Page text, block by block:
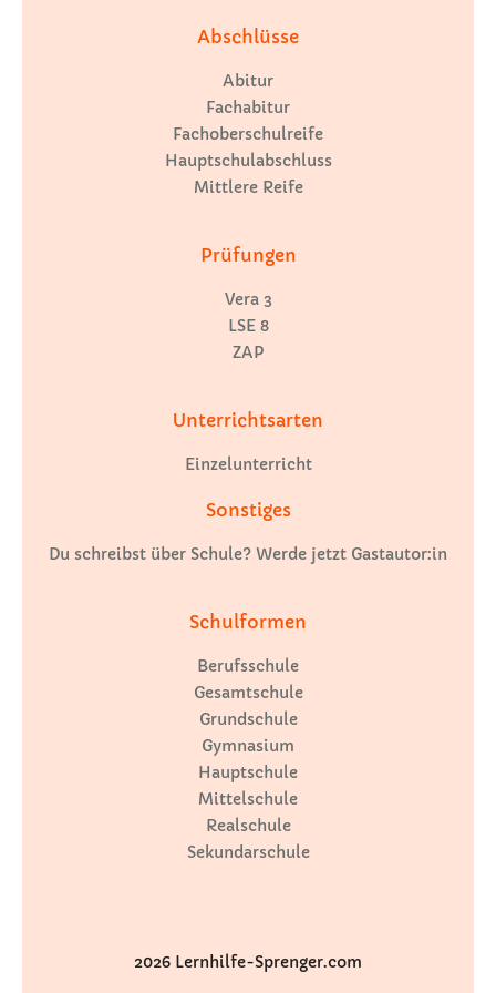
Abschlüsse
Abitur
Fachabitur
Fachoberschulreife
Hauptschulabschluss
Mittlere Reife
Prüfungen
Vera 3
LSE 8
ZAP
Unterrichtsarten
Einzelunterricht
Sonstiges
Du schreibst über Schule? Werde jetzt Gastautor:in
Schulformen
Berufsschule
Gesamtschule
Grundschule
Gymnasium
Hauptschule
Mittelschule
Realschule
Sekundarschule
2026 Lernhilfe-Sprenger.com